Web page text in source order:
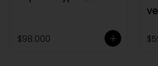
$98.000